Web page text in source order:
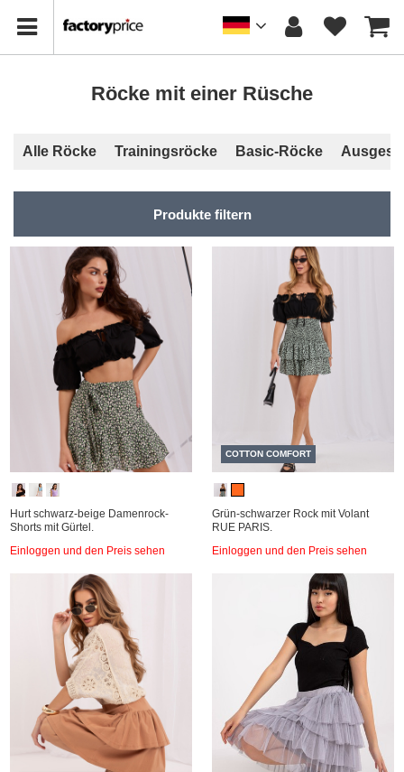
Röcke mit einer Rüsche
Alle Röcke Trainingsröcke Basic-Röcke
Produkte filtern
Hurt schwarz-beige Damenrock-
Shorts mit Gürtel.
Einloggen und den Preis sehen
COTTON COMFORT
Grün-schwarzer Rock mit Volant
RUE PARIS.
Einloggen und den Preis sehen